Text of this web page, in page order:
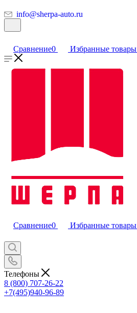
info@sherpa-auto.ru
Сравнение0 Избранные товары
Сравнение0 Избранные товары
Телефоны
8 (800) 707-26-22
+7(495)940-96-89